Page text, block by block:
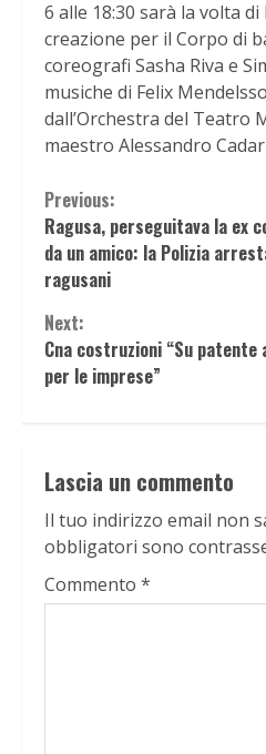
6 alle 18:30 sarà la volta
creazione per il Corpo di
coreografi Sasha Riva e
musiche di Felix
dall’Orchestra del Teatro
maestro Alessandro
Continue
Reading
Previous:
Ragusa, perseguitava la ex
da un amico: la Polizia
ragusani
Next:
Cna costruzioni “Su
per le imprese”
Lascia un commento
Il tuo indirizzo email non
obbligatori sono
Commento *